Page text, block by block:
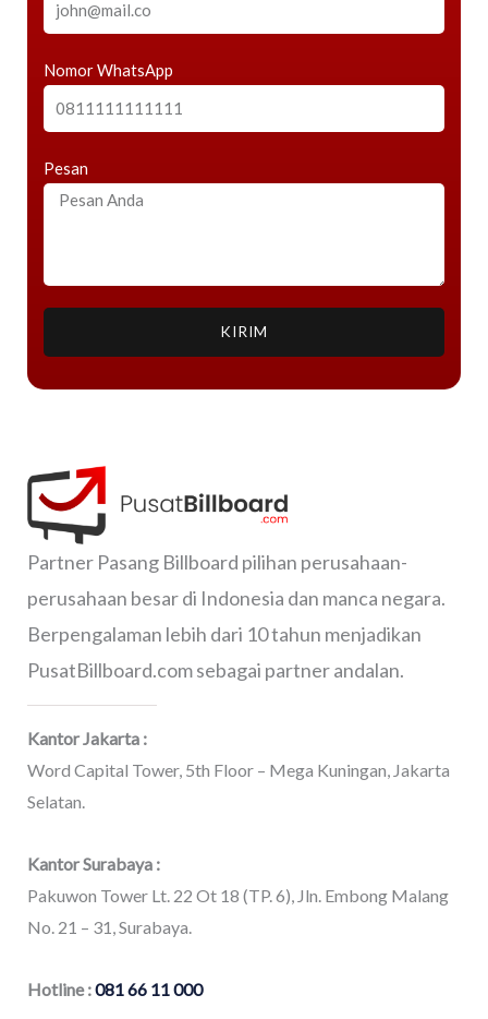
Nomor WhatsApp
Pesan
KIRIM
Partner Pasang Billboard pilihan perusahaan-
perusahaan besar di Indonesia dan manca negara.
Berpengalaman lebih dari 10 tahun menjadikan
PusatBillboard.com sebagai partner andalan.
Kantor Jakarta :
Word Capital Tower, 5th Floor – Mega Kuningan, Jakarta
Selatan.
Kantor Surabaya :
Pakuwon Tower Lt. 22 Ot 18 (TP. 6), Jln. Embong Malang
No. 21 – 31, Surabaya.
Hotline :081 66 11 000